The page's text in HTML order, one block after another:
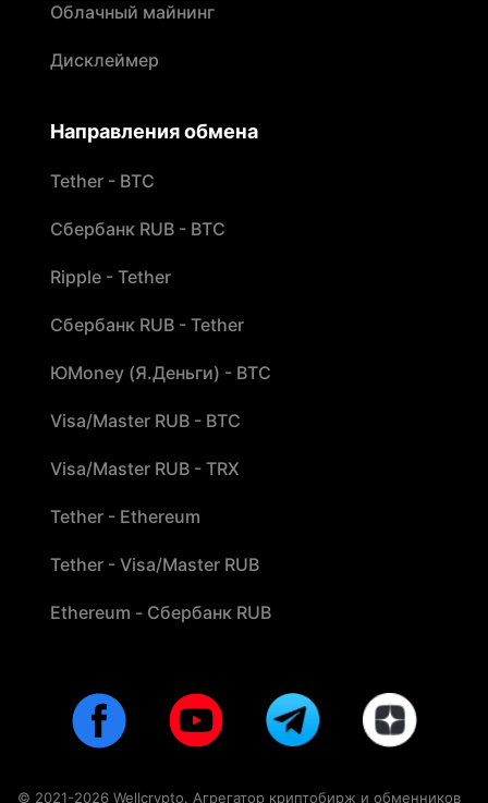
Облачный майнинг
Дисклеймер
Направления обмена
Tether - BTC
Сбербанк RUB - BTC
Ripple - Tether
Сбербанк RUB - Tether
ЮMoney (Я.Деньги) - BTC
Visa/Master RUB - BTC
Visa/Master RUB - TRX
Tether - Ethereum
Tether - Visa/Master RUB
Ethereum - Сбербанк RUB
© 2021-2026 Wellcrypto. Агрегатор криптобирж и обменников